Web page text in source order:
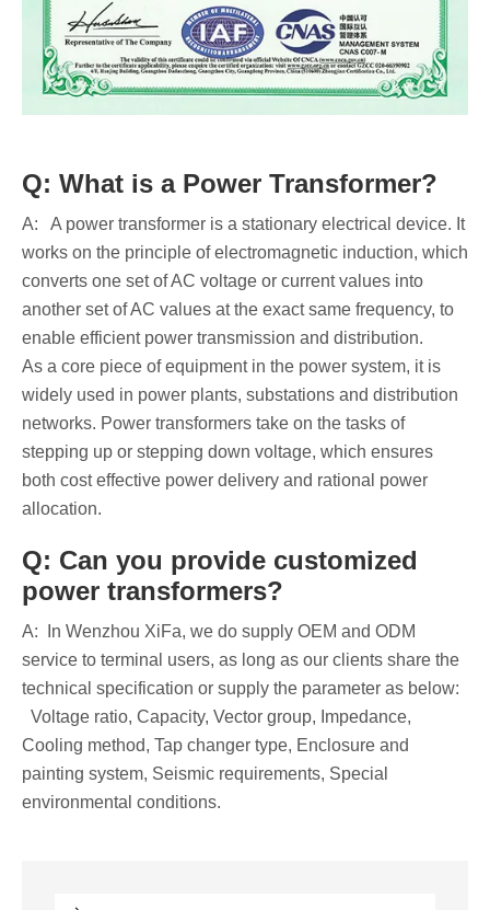
Q: What is a Power Transformer?
A: A power transformer is a stationary electrical device. It
works on the principle of electromagnetic induction, which
converts one set of AC voltage or current values into
another set of AC values at the exact same frequency, to
enable efficient power transmission and distribution.
As a core piece of equipment in the power system, it is
widely used in power plants, substations and distribution
networks. Power transformers take on the tasks of
stepping up or stepping down voltage, which ensures
both cost effective power delivery and rational power
allocation.
Q: Can you provide customized
power transformers?
A: In Wenzhou XiFa, we do supply OEM and ODM
service to terminal users, as long as our clients share the
technical specification or supply the parameter as below:
Voltage ratio, Capacity, Vector group, Impedance,
Cooling method, Tap changer type, Enclosure and
painting system, Seismic requirements, Special
environmental conditions.